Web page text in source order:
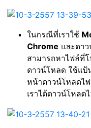
ในกรณีที่เราใช้
Chrome และดา
สามารถหาไฟล์ที่
ดาวน์โหลด ใช้แ
หน้าดาวน์โหลดไ
เราได้ดาวน์โหลด